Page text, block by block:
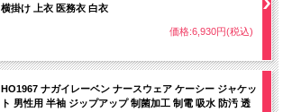
横掛け 上衣 医務衣 白衣
価格:6,930円(税込)
HO1967 ナガイレーベン ナースウェア ケーシー ジャケッ
ト 男性用 半袖 ジップアップ 制菌加工 制電 吸水 防汚 透